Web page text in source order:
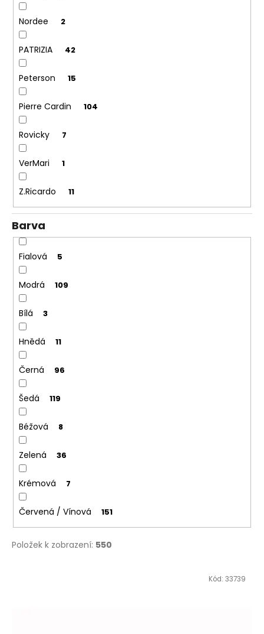
Nordee 2
PATRIZIA 42
Peterson 15
Pierre Cardin 104
Rovicky 7
VerMari 1
Z.Ricardo 11
Barva
Fialová 5
Modrá 109
Bílá 3
Hnědá 11
Černá 96
Šedá 119
Béžová 8
Zelená 36
Krémová 7
Červená / Vínová 151
Položek k zobrazení: 550
Kód: 33739